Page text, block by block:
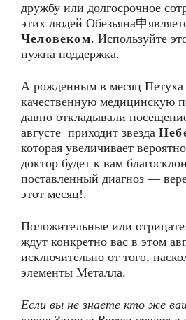
дружбу или долгосрочное
этих людей Обезьяна申
Человеком. Используйте
нужна поддержка.
А рожденным в месяц Петуха
качественную медицинскую
давно откладывали
августе приходит звезда
которая увеличивает
доктор будет к вам
поставленный диагноз —
этот месяц!.
Положительные или
ждут конкретно вас в этом
исключительно от того,
элементы Металла.
Если вы не знаете кто же